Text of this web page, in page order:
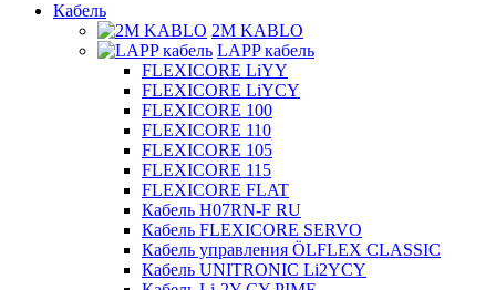
Кабель
2M KABLO
LAPP кабель
FLEXICORE LiYY
FLEXICORE LiYCY
FLEXICORE 100
FLEXICORE 110
FLEXICORE 105
FLEXICORE 115
FLEXICORE FLAT
Кабель H07RN-F RU
Кабель FLEXICORE SERVO
Кабель управления ÖLFLEX CLASSIC
Кабель UNITRONIC Li2YCY